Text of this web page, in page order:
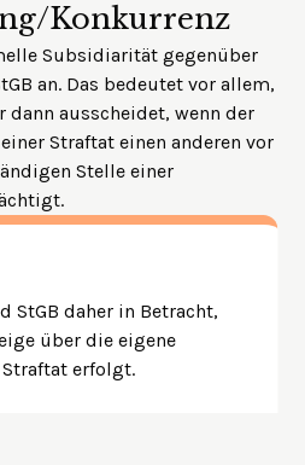
Konkurrenz
Subsidiarität gegenüber
an. Das bedeutet vor allem,
dann ausscheidet, wenn der
Straftat einen anderen vor
Stelle einer
StGB daher in Betracht,
über die eigene
erfolgt.